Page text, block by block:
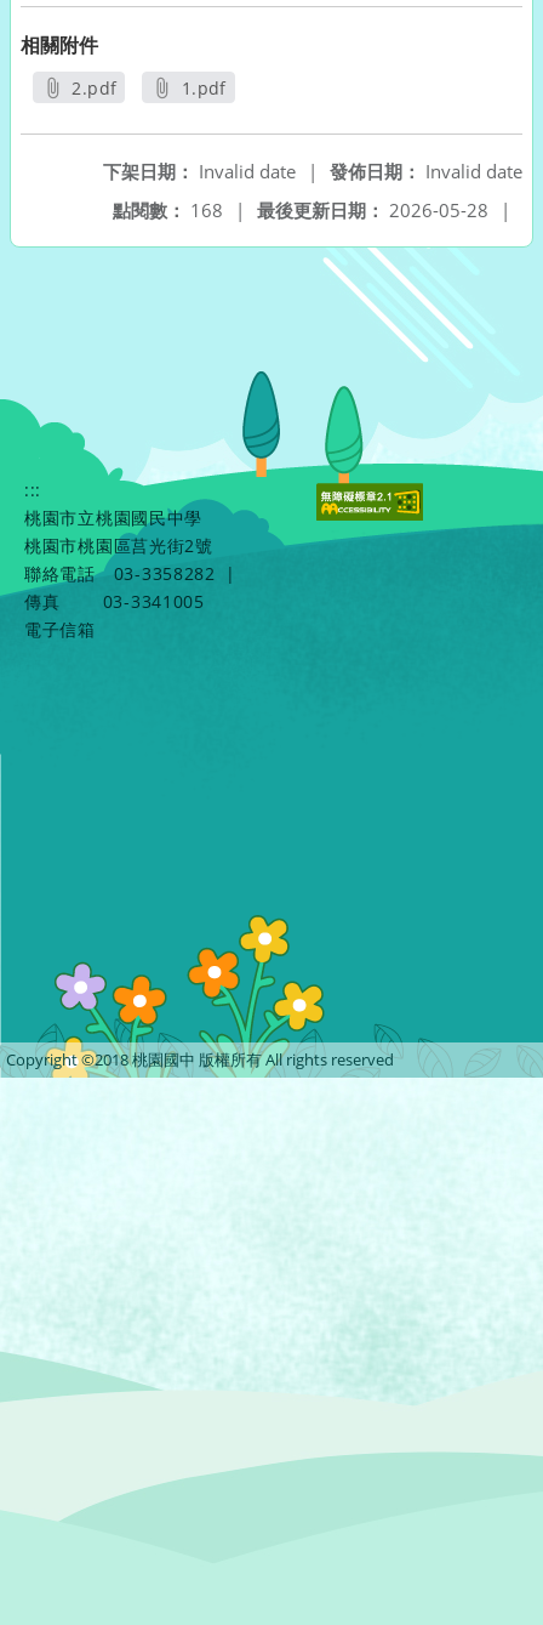
相關附件
2.pdf
1.pdf
發佈日期： Invalid date
下架日期： Invalid date
|
最後更新日期： 2026-05-28 |
點閱數： 168 |
:::
桃園市立桃園國民中學
桃園市桃園區莒光街2號
聯絡電話
03-3358282
|
傳真
03-3341005
電子信箱
Copyright ©2018 桃園國中 版權所有 All rights reserved